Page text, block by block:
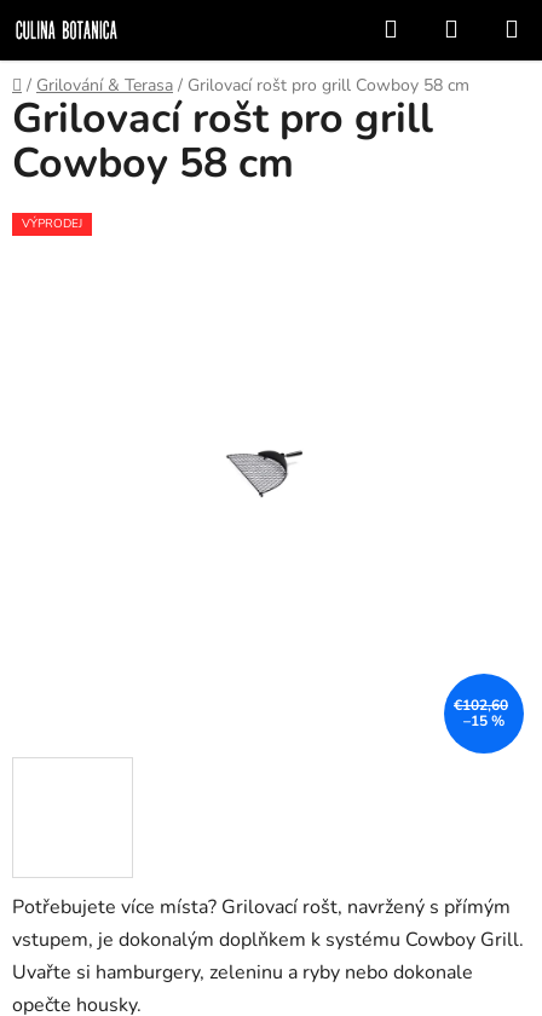
na
obsah
Hľadať
KOŠÍK
Domov
/ Grilování & Terasa / Grilovací rošt pro grill Cowboy 58 cm
Potřebujete více místa? Grilovací rošt, navržený s přímým
vstupem, je dokonalým doplňkem k systému Cowboy Grill.
Uvařte si hamburgery, zeleninu a ryby nebo dokonale
opečte housky.
Grilovací rošt pro grill
Cowboy 58 cm
VÝPRODEJ
€102,60
–15 %